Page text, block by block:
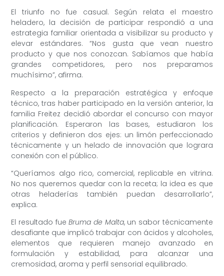
El triunfo no fue casual. Según relata el maestro
heladero, la decisión de participar respondió a una
estrategia familiar orientada a visibilizar su producto y
elevar estándares. “Nos gusta que vean nuestro
producto y que nos conozcan. Sabíamos que había
grandes competidores, pero nos preparamos
muchísimo”, afirma.
Respecto a la preparación estratégica y enfoque
técnico, tras haber participado en la versión anterior, la
familia Freitez decidió abordar el concurso con mayor
planificación. Esperaron las bases, estudiaron los
criterios y definieron dos ejes: un limón perfeccionado
técnicamente y un helado de innovación que lograra
conexión con el público.
“Queríamos algo rico, comercial, replicable en vitrina.
No nos queremos quedar con la receta; la idea es que
otras heladerías también puedan desarrollarlo”,
explica.
El resultado fueBruma de Malta, un sabor técnicamente
desafiante que implicó trabajar con ácidos y alcoholes,
elementos que requieren manejo avanzado en
formulación y estabilidad, para alcanzar una
cremosidad, aroma y perfil sensorial equilibrado.